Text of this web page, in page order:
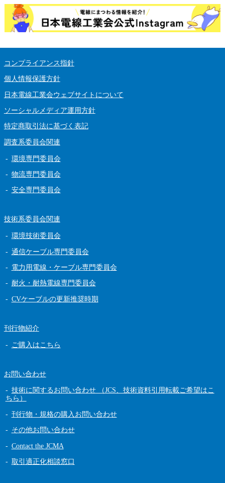
コンプライアンス指針
個人情報保護方針
日本電線工業会ウェブサイトについて
ソーシャルメディア運用方針
特定商取引法に基づく表記
調査系委員会関連
環境専門委員会
物流専門委員会
安全専門委員会
技術系委員会関連
環境技術委員会
通信ケーブル専門委員会
電力用電線・ケーブル専門委員会
耐火・耐熱電線専門委員会
CVケーブルの更新推奨時期
刊行物紹介
ご購入はこちら
お問い合わせ
技術に関するお問い合わせ （JCS、技術資料引用転載ご希望はこ
ちら）
刊行物・規格の購入お問い合わせ
その他お問い合わせ
Contact the JCMA
取引適正化相談窓口